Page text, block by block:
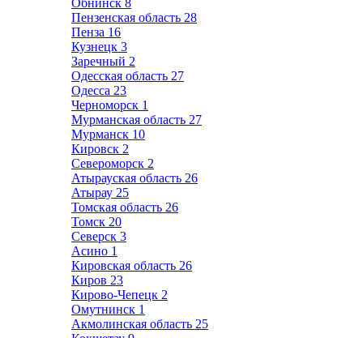
Обнинск 8
Пензенская область 28
Пенза 16
Кузнецк 3
Заречный 2
Одесская область 27
Одесса 23
Черноморск 1
Мурманская область 27
Мурманск 10
Кировск 2
Североморск 2
Атырауская область 26
Атырау 25
Томская область 26
Томск 20
Северск 3
Асино 1
Кировская область 26
Киров 23
Кирово-Чепецк 2
Омутнинск 1
Акмолинская область 25